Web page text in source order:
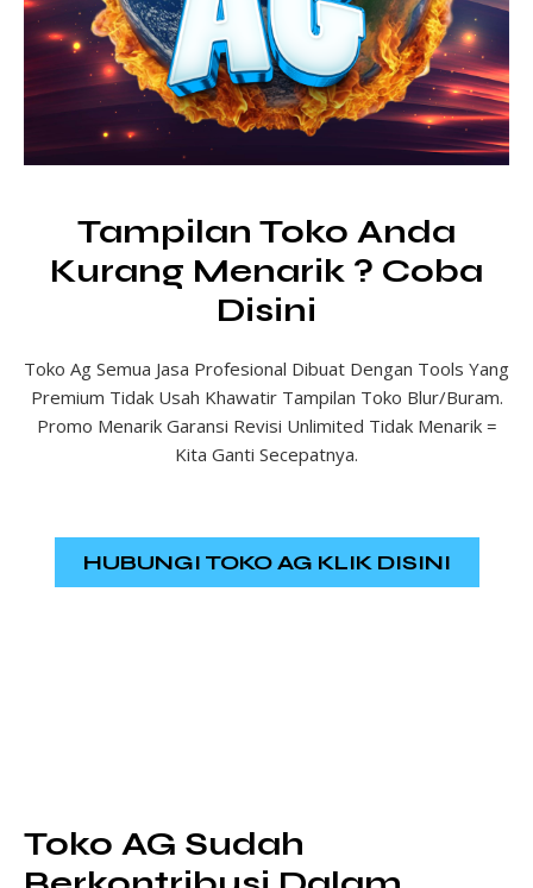
Tampilan Toko Anda
Kurang Menarik ? Coba
Disini
Toko Ag Semua Jasa Profesional Dibuat Dengan Tools Yang
Premium Tidak Usah Khawatir Tampilan Toko Blur/Buram.
Promo Menarik Garansi Revisi Unlimited Tidak Menarik =
Kita Ganti Secepatnya.
HUBUNGI TOKO AG KLIK DISINI
Toko AG Sudah